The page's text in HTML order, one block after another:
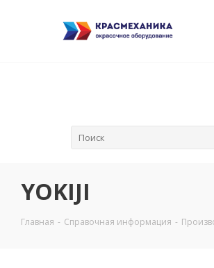
YOKIJI
Главная - Справочная информация -